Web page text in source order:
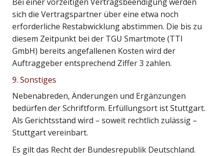
sich die Vertragspartner über eine etwa noch
erforderliche Restabwicklung abstimmen. Die bis zu
diesem Zeitpunkt bei der TGU Smartmote (TTI
GmbH) bereits angefallenen Kosten wird der
Auftraggeber entsprechend Ziffer 3 zahlen.
9. Sonstiges
Nebenabreden, Änderungen und Ergänzungen
bedürfen der Schriftform. Erfüllungsort ist Stuttgart.
Als Gerichtsstand wird – soweit rechtlich zulässig –
Stuttgart vereinbart.
Es gilt das Recht der Bundesrepublik Deutschland.